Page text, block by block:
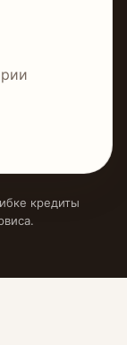
кредиты